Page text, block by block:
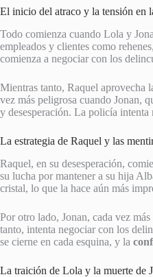
El inicio del atraco y la tensión en
Todo comienza cuando Lola y
empleados y clientes como
comienza a negociar con los
Mientras tanto, Raquel aprovecha
vez más peligrosa cuando Jonan,
y desesperación. La policía intenta
La estrategia de Raquel y las
Raquel, en su desesperación,
su lucha por mantener a su hija
cristal, lo que la hace aún más
Por otro lado, Jonan, cada vez
tanto, intenta negociar con los
se cierne en cada esquina, y la
La traición de Lola y la muerte de